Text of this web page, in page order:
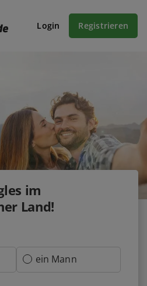
Login Registrieren
im
Land!
ein Mann